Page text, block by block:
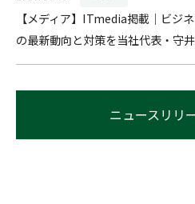
【メディア】ITmedia掲載｜ビジ
の最新動向と対策を当社代表・守
ニュースリリ